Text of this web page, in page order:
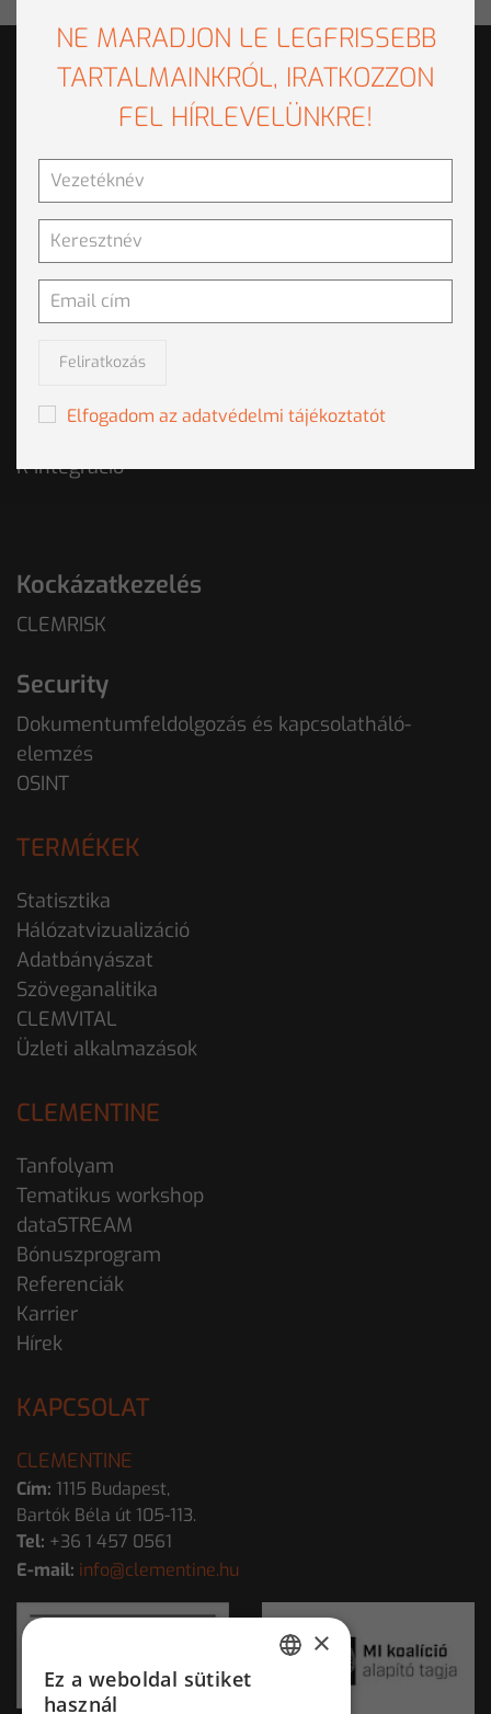
MEGOLDÁSOK
CLEMCRM
Ügyfélszolgálat
CLEMVOICE
EMILIA
Integráció
R integráció
Kockázatkezelés
CLEMRISK
Security
Dokumentumfeldolgozás és kapcsolatháló-
elemzés
OSINT
TERMÉKEK
Statisztika
Hálózatvizualizáció
Adatbányászat
Szöveganalitika
CLEMVITAL
Üzleti alkalmazások
CLEMENTINE
Tanfolyam
Tematikus workshop
dataSTREAM
Bónuszprogram
Referenciák
Karrier
Hírek
KAPCSOLAT
CLEMENTINE
Cím: 1115 Budapest,
Bartók Béla út 105-113.
Tel: +36 1 457 0561
E-mail: info@clementine.hu
NE MARADJON LE LEGFRISSEBB
TARTALMAINKRÓL, IRATKOZZON
FEL HÍRLEVELÜNKRE!
Feliratkozás
Elfogadom az adatvédelmi tájékoztatót
×
Ez a weboldal sütiket
használ